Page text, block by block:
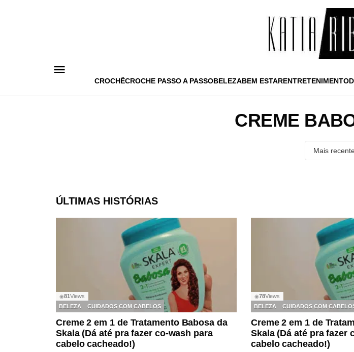
CROCHÊCROCHE PASSO A PASSOBELEZABEM ESTARENTRETENIMENTO
CREME
ÚLTIMAS HISTÓRIAS
◉81 Views
BELEZA
CUIDADOS COM CABELOS
Creme 2 em 1 de Tratamento Babosa da
Skala (Dá até pra fazer co-wash para
cabelo cacheado!)
◉78Views
BELEZA
CUIDADOS COM
Creme 2 em 1 de
Skala (Dá até pra fazer
cabelo cacheado!)